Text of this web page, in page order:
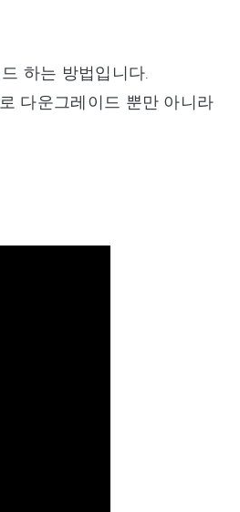
하는 방법입니다.
다운그레이드 뿐만 아니라